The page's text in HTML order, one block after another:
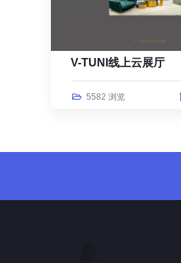
V-TUNI线上云展厅
5582 浏览